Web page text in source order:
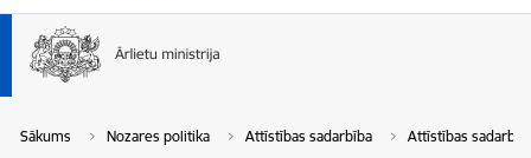
Sākums Nozares politika Attīstības sadarbība Attīstības